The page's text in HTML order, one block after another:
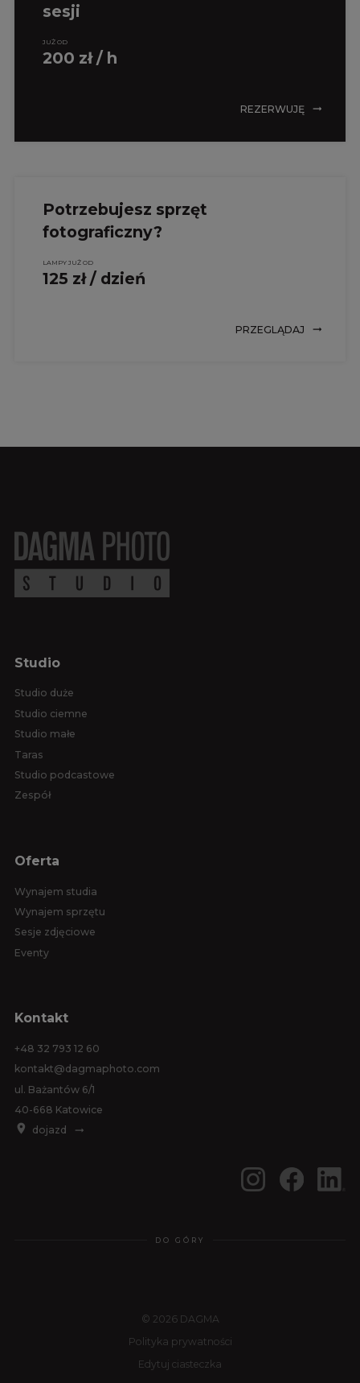
sesji
JUŻ OD
200 zł / h
REZERWUJĘ
Potrzebujesz sprzęt
fotograficzny?
LAMPY JUŻ OD
125 zł / dzień
PRZEGLĄDAJ
Studio
Studio duże
Studio ciemne
Studio małe
Taras
Studio podcastowe
Zespół
Oferta
Wynajem studia
Wynajem sprzętu
Sesje zdjęciowe
Eventy
Kontakt
+48 32 793 12 60
kontakt@dagmaphoto.com
ul. Bażantów 6/1
40-668 Katowice
dojazd
DO GÓRY
© 2026 DAGMA
Polityka prywatności
Edytuj ciasteczka